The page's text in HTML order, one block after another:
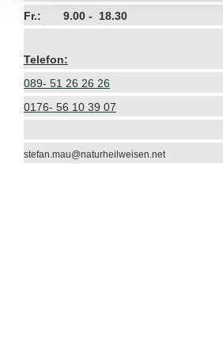
Fr.: 9.00 - 18.30
Telefon:
089- 51 26 26 26
0176- 56 10 39 07
stefan.mau@naturheilweisen.net